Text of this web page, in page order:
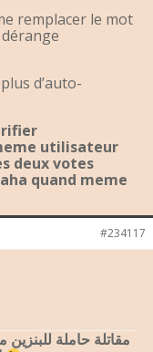
remplacer le mot
d’auto-
utilisateur
deux votes
quand meme
#234117
مقاتلة حاملة